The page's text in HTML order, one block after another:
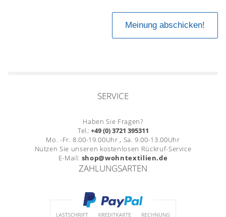
SERVICE
Haben Sie Fragen?
Tel.: +49 (0) 3721 395311
Mo. -Fr. 8.00-19.00Uhr , Sa. 9.00-13.00Uhr
Nutzen Sie unseren kostenlosen Rückruf-Service
E-Mail: shop@wohntextilien.de
ZAHLUNGSARTEN